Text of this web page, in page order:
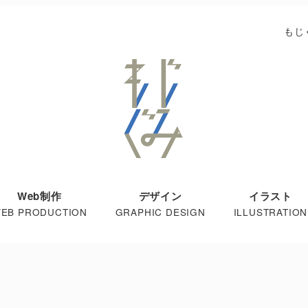
もじ
Web制作
PRODUCTION
デザイン
GRAPHIC DESIGN
イラスト
ILLUSTRATION